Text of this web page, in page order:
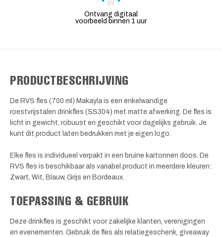
Ontvang digitaal
voorbeeld binnen 1 uur
PRODUCTBESCHRIJVING
De RVS fles (700 ml) Makayla is een enkelwandige
roestvrijstalen drinkfles (SS304) met matte afwerking. De fles is
licht in gewicht, robuust en geschikt voor dagelijks gebruik. Je
kunt dit product laten bedrukken met je eigen logo.
Elke fles is individueel verpakt in een bruine kartonnen doos. De
RVS fles is beschikbaar als variabel product in meerdere kleuren:
Zwart, Wit, Blauw, Grijs en Bordeaux.
TOEPASSING & GEBRUIK
Deze drinkfles is geschikt voor zakelijke klanten, verenigingen
en evenementen. Gebruik de fles als relatiegeschenk, giveaway